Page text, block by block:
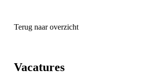
Terug naar overzicht
Vacatures